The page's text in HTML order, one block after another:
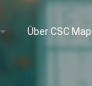
Über CSC